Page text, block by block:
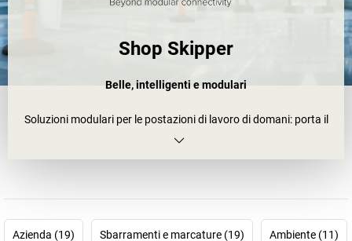
Shop Skipper
Belle, intelligenti e modulari
Soluzioni modulari per le postazioni di lavoro di domani: porta il
tuo ambiente di lavoro nel futuro con Skipper. Dietro alla nostra
tutto il mondo, tra cui ambienti esterni e interni, gestione dei rifiuti
Azienda (19) Sbarramenti e marcature (19) Ambiente (11)